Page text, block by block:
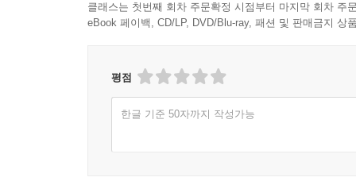
클래스는 첫번째 회차 주문확정 시점부터 마지막 회차 주
eBook 페이백, CD/LP, DVD/Blu-ray, 패션 및 판매금지 상
평점
한글 기준 50자까지 작성가능